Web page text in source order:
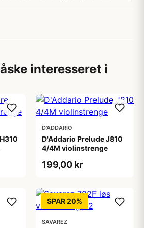
interesseret i
D'ADDARIO
D'Addario Prelude J810
4/4M violinstrenge
199,00 kr
SPAR 20%
SAVAREZ